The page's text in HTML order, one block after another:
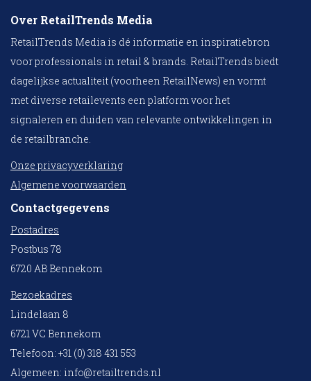
Over RetailTrends Media
RetailTrends Media is dé informatie en inspiratiebron
voor professionals in retail & brands. RetailTrends biedt
dagelijkse actualiteit (voorheen RetailNews) en vormt
met diverse retailevents een platform voor het
signaleren en duiden van relevante ontwikkelingen in
de retailbranche.
Onze privacyverklaring
Algemene voorwaarden
Contactgegevens
Postadres
Postbus 78
6720 AB Bennekom
Bezoekadres
Lindelaan 8
6721 VC Bennekom
Telefoon: +31 (0) 318 431 553
Algemeen: info@retailtrends.nl